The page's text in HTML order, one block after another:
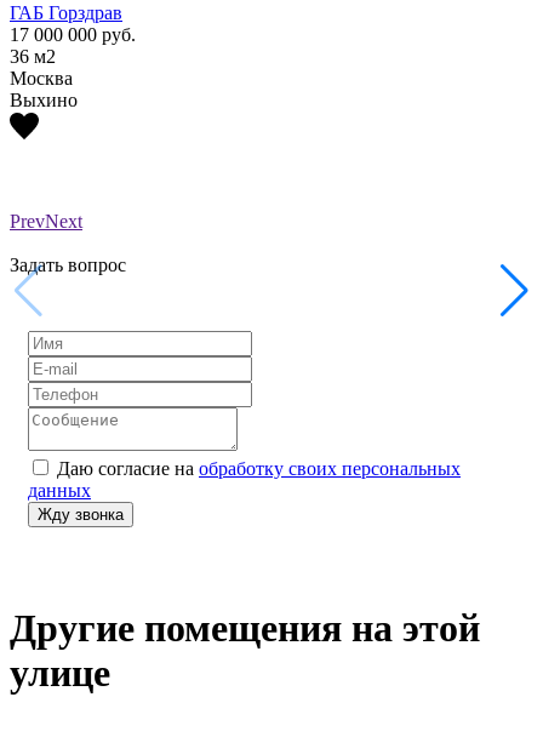
ГАБ Горздрав
17 000 000 руб.
36 м2
Москва
Выхино
PrevNext
Задать вопрос
Даю согласие на обработку своих персональных
данных
Другие помещения на этой
улице